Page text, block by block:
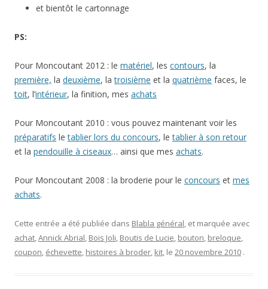
et bientôt le cartonnage
PS:
Pour Moncoutant 2012 : le matériel, les contours, la
première, la deuxième, latroisième et la quatrième faces, le
toit, l’intérieur, la finition, mes achats
Pour Moncoutant 2010 : vous pouvez maintenant voir les
préparatifs letablier lors du concours, letablier à son retour
et la pendouille à ciseaux… ainsi que mes achats.
Pour Moncoutant 2008 : la broderie pour le concours et mes
achats.
Cette entrée a été publiée dans Blabla général, et marquée avec
achat,Annick Abrial, Bois Joli, Boutis de Lucie, bouton, breloque,
coupon, échevette, histoires à broder, kit, le 20 novembre 2010 .